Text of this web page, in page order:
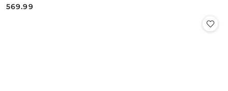
Cena:
569.99